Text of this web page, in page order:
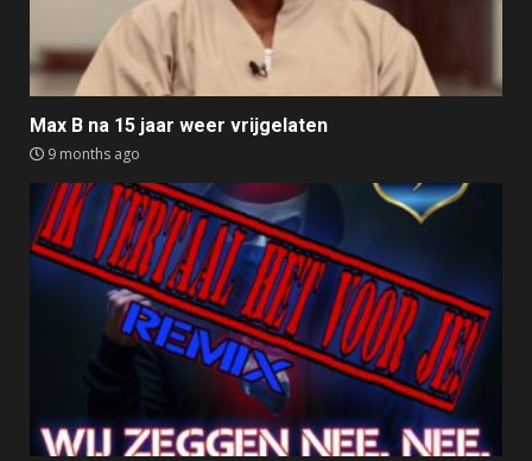
Max B na 15 jaar weer vrijgelaten
9 months ago